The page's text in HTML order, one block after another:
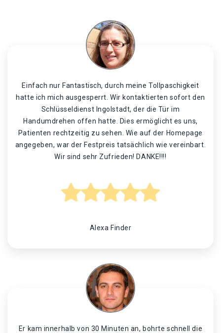
Einfach nur Fantastisch, durch meine Tollpaschigkeit
hatte ich mich ausgesperrt. Wir kontaktierten sofort den
Schlüsseldienst Ingolstadt, der die Tür im
Handumdrehen offen hatte. Dies ermöglicht es uns,
Patienten rechtzeitig zu sehen. Wie auf der Homepage
angegeben, war der Festpreis tatsächlich wie vereinbart.
Wir sind sehr Zufrieden! DANKE!!!!
Alexa Finder
Er kam innerhalb von 30 Minuten an, bohrte schnell die